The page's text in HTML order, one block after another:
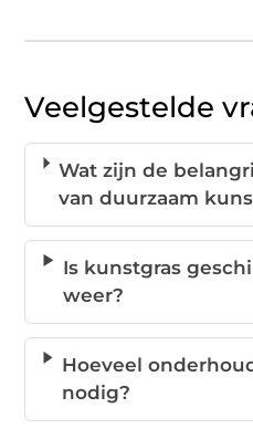
Veelgestelde
Wat zijn de
van duurzaam
Is kunstgras
weer?
Hoeveel
nodig?